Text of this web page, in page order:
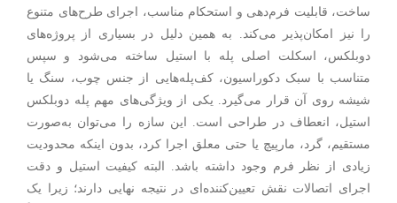
ساخت، قابلیت فرم‌دهی و استحکام مناسب، اجرای طرح‌های متنوع
را نیز امکان‌پذیر می‌کند. به همین دلیل در بسیاری از پروژه‌های
دوبلکس، اسکلت اصلی پله با استیل ساخته می‌شود و سپس
متناسب با سبک دکوراسیون، کف‌پله‌هایی از جنس چوب، سنگ یا
شیشه روی آن قرار می‌گیرد. یکی از ویژگی‌های مهم پله دوبلکس
استیل، انعطاف در طراحی است. این سازه را می‌توان به‌صورت
مستقیم، گرد، مارپیچ یا حتی معلق اجرا کرد، بدون اینکه محدودیت
زیادی از نظر فرم وجود داشته باشد. البته کیفیت استیل و دقت
اجرای اتصالات نقش تعیین‌کننده‌ای در نتیجه نهایی دارند؛ زیرا یک